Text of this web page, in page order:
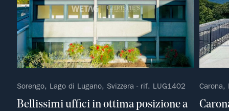
Sorengo, Lago di Lugano, Svizzera - rif. LUG1402
Bellissimi uffici in ottima posizione a
Carona,